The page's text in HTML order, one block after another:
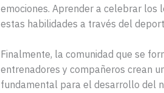
emociones. Aprender a celebrar los
estas habilidades a través del
Finalmente, la comunidad que se
entrenadores y compañeros crean
fundamental para el desarrollo del